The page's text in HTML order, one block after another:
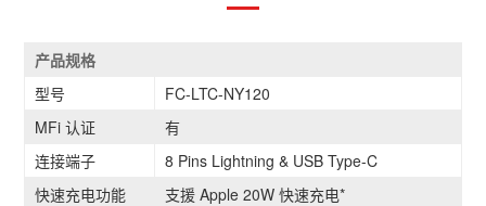
产品规格
型号
FC-LTC-NY120
MFi 认证
有
连接端子
8 Pins Lightning & USB Type-C
快速充电功能
支援 Apple 20W 快速充电*